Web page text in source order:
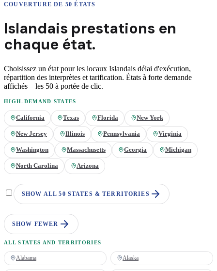
COUVERTURE DE 50 ÉTATS
Islandais prestations en
chaque état.
Choisissez un état pour les locaux Islandais délai d'exécution,
répartition des interprètes et tarification. États à forte demande
affichés – les 50 à portée de clic.
HIGH-DEMAND STATES
California Texas Florida New York
New Jersey Illinois Pennsylvania Virginia
Washington Massachusetts Georgia Michigan
North Carolina Arizona
SHOW ALL 50 STATES & TERRITORIES
SHOW FEWER
ALL STATES AND TERRITORIES
Alabama Alaska